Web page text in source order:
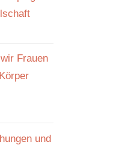
Frauen
und